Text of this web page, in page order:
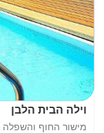
וילה הבית הלבן
מישור החוף והשפלה